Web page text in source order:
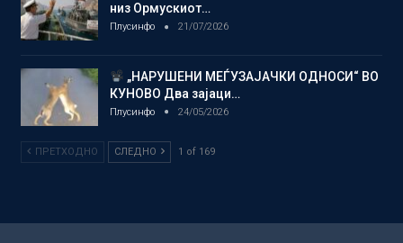
низ Ормускиот…
Плусинфо 21/07/2026
„НАРУШЕНИ МЕЃУЗАЈАЧКИ ОДНОСИ“ ВО
КУНОВО Два зајаци…
Плусинфо 24/05/2026
ПРЕТХОДНО СЛЕДНО 1 of 169